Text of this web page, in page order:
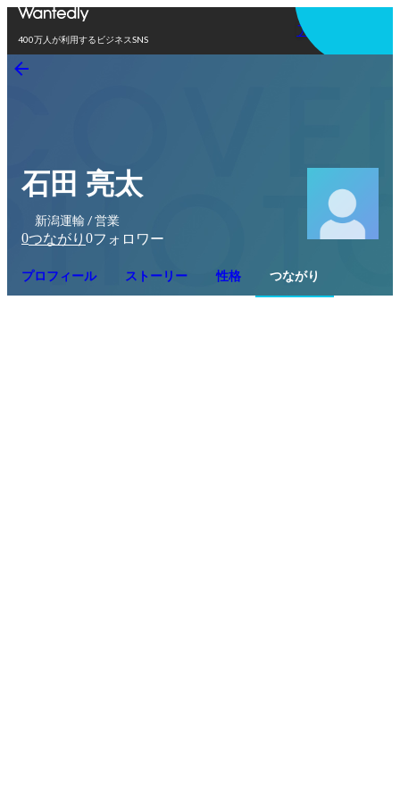
400万人が利用するビジネスSNS
アプリを使う
石田 亮太
新潟運輸 / 営業
0つながり 0フォロワー
プロフィール ストーリー 性格 つながり